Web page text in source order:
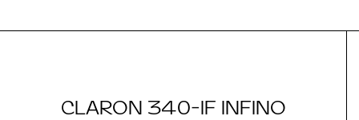
CLARON 340-IF INFINO